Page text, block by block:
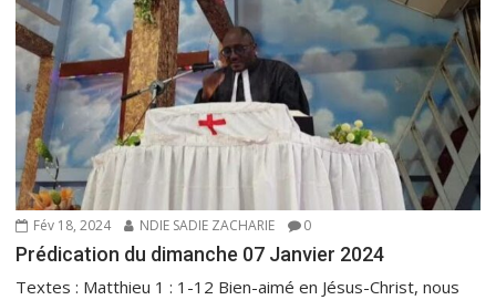
Fév 18, 2024 NDIE SADIE ZACHARIE 0
Prédication du dimanche 07 Janvier 2024
Textes : Matthieu 1 : 1-12 Bien-aimé en Jésus-Christ, nous